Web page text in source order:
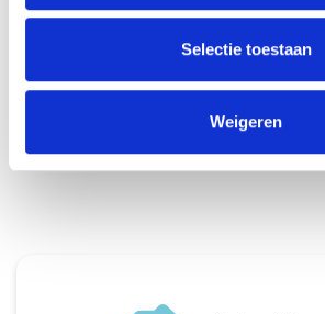
Selectie toestaan
Weigeren